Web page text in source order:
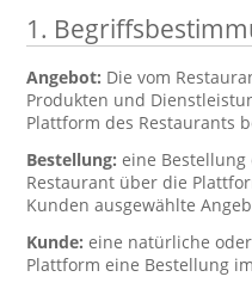
1.
Angebot: Die vom
Produkten und
Plattform des Restaurants
Bestellung:eine
Restaurant über die
Kunden ausgewählte
Kunde:eine natürliche
Plattform eine Bestellung